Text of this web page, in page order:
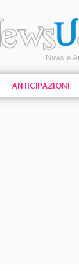
News e
ANTICIPAZIONI